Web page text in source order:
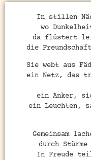
In stillen
wo
da flüstert
die
Sie webt aus
ein Netz, das
ein Anker,
ein Leuchten,
Gemeinsam
durch
In Freude